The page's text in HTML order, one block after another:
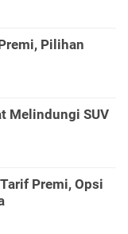
Pilihan
Melindungi SUV
Premi, Opsi